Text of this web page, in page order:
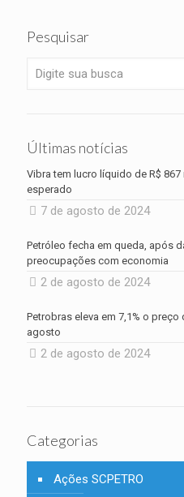
Pesquisar
Últimas notícias
Vibra tem lucro líquido de R$ 867
esperado
7 de agosto de 2024
Petróleo fecha em queda, após
preocupações com economia
2 de agosto de 2024
Petrobras eleva em 7,1% o
agosto
2 de agosto de 2024
Categorias
Ações SCPETRO